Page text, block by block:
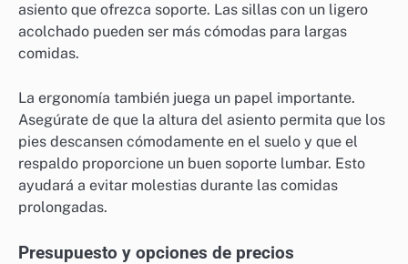
asiento que ofrezca soporte. Las sillas con un ligero
acolchado pueden ser más cómodas para largas
comidas.
La ergonomía también juega un papel importante.
Asegúrate de que la altura del asiento permita que los
pies descansen cómodamente en el suelo y que el
respaldo proporcione un buen soporte lumbar. Esto
ayudará a evitar molestias durante las comidas
prolongadas.
Presupuesto y opciones de precios